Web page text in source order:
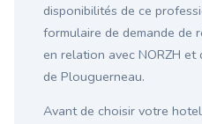
disponibilités de ce
formulaire de demande de
en relation avec NORZH et
de Plouguerneau.
Avant de choisir votre